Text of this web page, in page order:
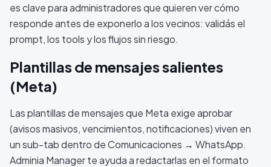
es clave para administradores que quieren ver cómo
responde antes de exponerlo a los vecinos: validás el
prompt, los tools y los flujos sin riesgo.
Plantillas de mensajes salientes
(Meta)
Las plantillas de mensajes que Meta exige aprobar
(avisos masivos, vencimientos, notificaciones) viven en
un sub-tab dentro de Comunicaciones → WhatsApp.
Adminia Manager te ayuda a redactarlas en el formato